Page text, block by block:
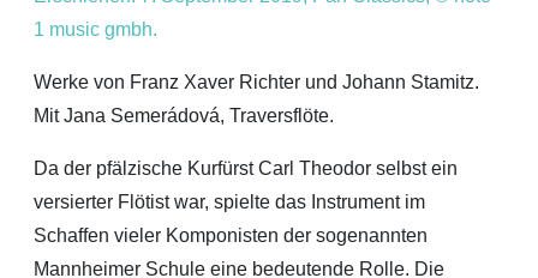
1 music gmbh.
Werke von Franz Xaver Richter und Johann Stamitz.
Mit Jana Semerádová, Traversflöte.
Da der pfälzische Kurfürst Carl Theodor selbst ein
versierter Flötist war, spielte das Instrument im
Schaffen vieler Komponisten der sogenannten
Mannheimer Schule eine bedeutende Rolle. Die